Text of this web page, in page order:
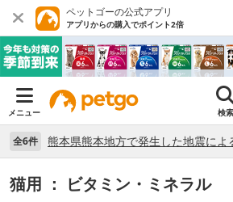
ペットゴーの公式アプリ
アプリからの購入でポイント2倍
メニュー 検索
全6件
猫用 ： ビタミン・ミネラル